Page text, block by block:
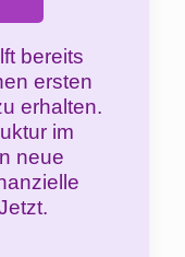
bereits
ersten
erhalten.
im
neue